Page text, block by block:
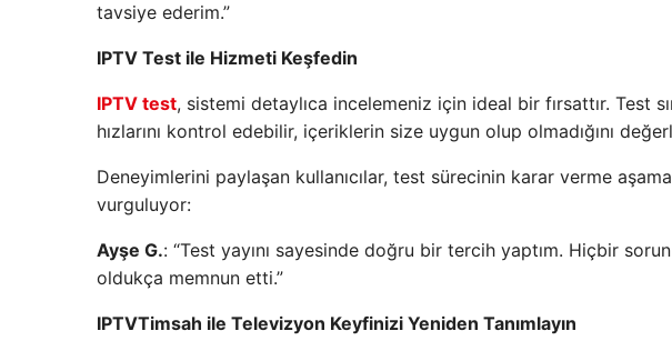
tavsiye ederim.”
IPTV Test ile Hizmeti Keşfedin
IPTV test, sistemi detaylıca incelemeniz için ideal bir fırsattır. Test
hızlarını kontrol edebilir, içeriklerin size uygun olup olmadığını
Deneyimlerini paylaşan kullanıcılar, test sürecinin karar verme
vurguluyor:
Ayşe G.: “Test yayını sayesinde doğru bir tercih yaptım. Hiçbir
oldukça memnun etti.”
IPTVTimsah ile Televizyon Keyfinizi Yeniden Tanımlayın